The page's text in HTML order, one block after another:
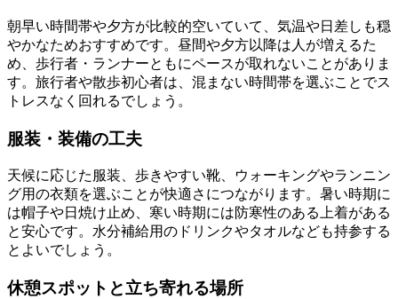
朝早い時間帯や夕方が比較的空いていて、気温や日差しも穏
やかなためおすすめです。昼間や夕方以降は人が増えるた
め、歩行者・ランナーともにペースが取れないことがありま
す。旅行者や散歩初心者は、混まない時間帯を選ぶことでス
トレスなく回れるでしょう。
服装・装備の工夫
天候に応じた服装、歩きやすい靴、ウォーキングやランニン
グ用の衣類を選ぶことが快適さにつながります。暑い時期に
は帽子や日焼け止め、寒い時期には防寒性のある上着がある
と安心です。水分補給用のドリンクやタオルなども持参する
とよいでしょう。
休憩スポットと立ち寄れる場所